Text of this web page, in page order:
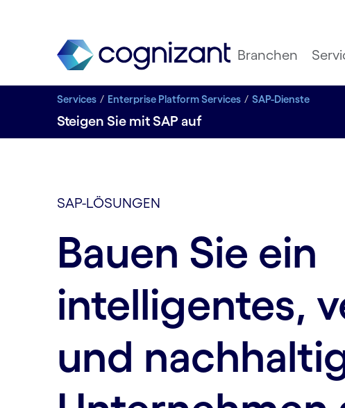
Branchen
Services Enterprise Platform Services SAP-Dienste
Steigen Sie mit SAP auf
SAP-LÖSUNGEN
Bauen Sie ein
intelligentes,
und